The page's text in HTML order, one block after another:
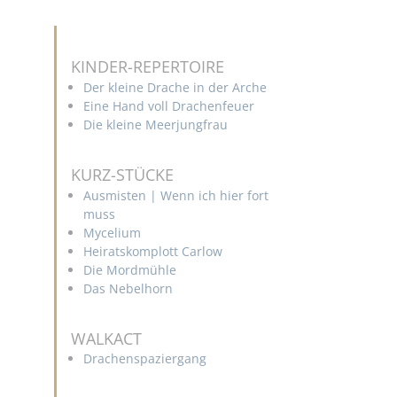
KINDER-REPERTOIRE
Der kleine Drache in der Arche
Eine Hand voll Drachenfeuer
Die kleine Meerjungfrau
KURZ-STÜCKE
Ausmisten | Wenn ich hier fort
muss
Mycelium
Heiratskomplott Carlow
Die Mordmühle
Das Nebelhorn
WALKACT
Drachenspaziergang